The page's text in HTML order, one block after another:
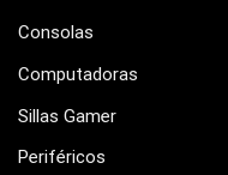
Consolas
Computadoras
Sillas Gamer
Periféricos